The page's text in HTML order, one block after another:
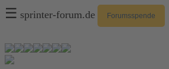
☰ sprinter-forum.de Forumsspende